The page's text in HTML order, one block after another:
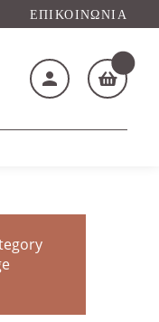
ΕΠΙΚΟΙΝΩΝΊΑ